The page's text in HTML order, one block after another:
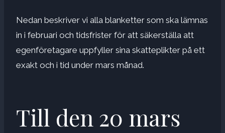
Nedan beskriver vi alla blanketter som ska lämnas
in i februari och tidsfrister för att säkerställa att
egenföretagare uppfyller sina skatteplikter på ett
exakt och i tid under mars månad.
Till den 20 mars